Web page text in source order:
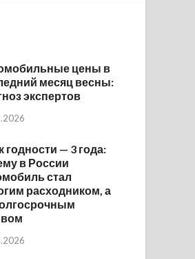
цены в
месяц весны:
экспертов
годности — 3 года:
в России
стал
расходником, а